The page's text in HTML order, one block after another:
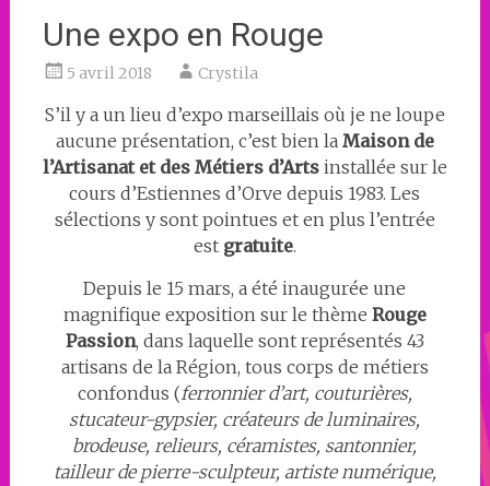
Une expo en Rouge
5 avril 2018 Crystila
S’il y a un lieu d’expo marseillais où je ne loupe
aucune présentation, c’est bien la Maison de
l’Artisanat et des Métiers d’Artsinstallée sur le
cours d’Estiennes d’Orve depuis 1983. Les
sélections y sont pointues et en plus l’entrée
est gratuite.
Depuis le 15 mars, a été inaugurée une
magnifique exposition sur le thème Rouge
Passion, dans laquelle sont représentés 43
artisans de la Région, tous corps de métiers
confondus (ferronnier d’art, couturières,
stucateur-gypsier, créateurs de luminaires,
brodeuse, relieurs, céramistes, santonnier,
tailleur de pierre-sculpteur, artiste numérique,